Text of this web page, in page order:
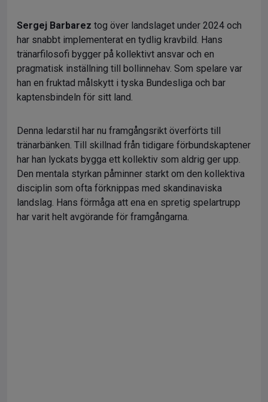
Sergej Barbarez tog över landslaget under 2024 och
har snabbt implementerat en tydlig kravbild. Hans
tränarfilosofi bygger på kollektivt ansvar och en
pragmatisk inställning till bollinnehav. Som spelare var
han en fruktad målskytt i tyska Bundesliga och bar
kaptensbindeln för sitt land.
Denna ledarstil har nu framgångsrikt överförts till
tränarbänken. Till skillnad från tidigare förbundskaptener
har han lyckats bygga ett kollektiv som aldrig ger upp.
Den mentala styrkan påminner starkt om den kollektiva
disciplin som ofta förknippas med skandinaviska
landslag. Hans förmåga att ena en spretig spelartrupp
har varit helt avgörande för framgångarna.